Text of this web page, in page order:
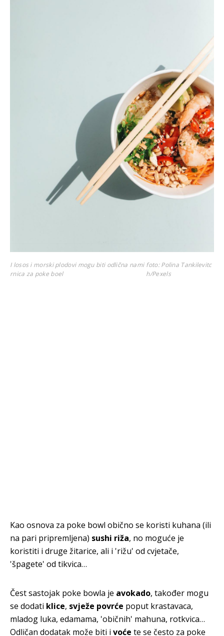
I losos i morski plodovi mogu biti odlična nami
rnica za poke boel
foto: Polina Tankilevitc
h/Pexels
Kao osnova za poke bowl obično se koristi kuhana (ili
na pari pripremljena) sushi riža, no moguće je
koristiti i druge žitarice, ali i 'rižu' od cvjetače,
'špagete' od tikvica…
Čest sastojak poke bowla je avokado, također mogu
se dodati klice, svježe povrće poput krastavaca,
mladog luka, edamama, 'običnih' mahuna, rotkvica…
Odličan dodatak može biti i voće te se često za poke